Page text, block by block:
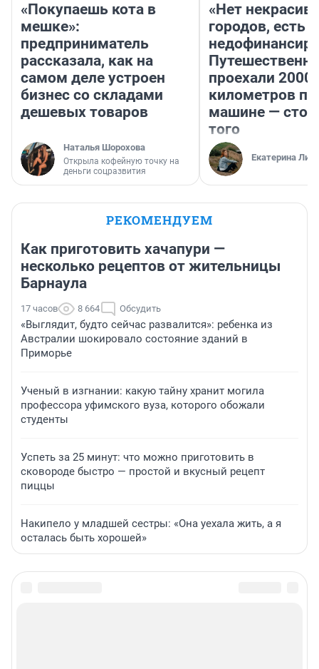
«Покупаешь кота в
мешке»:
предприниматель
рассказала, как на
самом деле устроен
бизнес со складами
дешевых товаров
Наталья Шорохова
Открыла кофейную точку на
деньги соцразвития
«Нет
городов, есть
проехали 2000
километров по
машине —
того
Екатерина
РЕКОМЕНДУЕМ
Как приготовить хачапури —
несколько рецептов от жительницы
Барнаула
17 часов 8 664 Обсудить
«Выглядит, будто сейчас развалится»: ребенка из
Австралии шокировало состояние зданий в
Приморье
Ученый в изгнании: какую тайну хранит могила
профессора уфимского вуза, которого обожали
студенты
Успеть за 25 минут: что можно приготовить в
сковороде быстро — простой и вкусный рецепт
пиццы
Накипело у младшей сестры: «Она уехала жить, а я
осталась быть хорошей»